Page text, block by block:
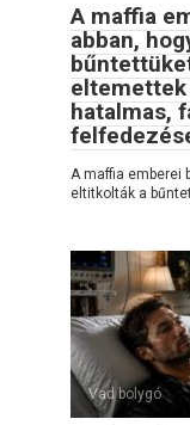
A maffia
abban,
eltemettek
hatalmas,
A maffia emberei
eltitkolták a
Vad bolygó